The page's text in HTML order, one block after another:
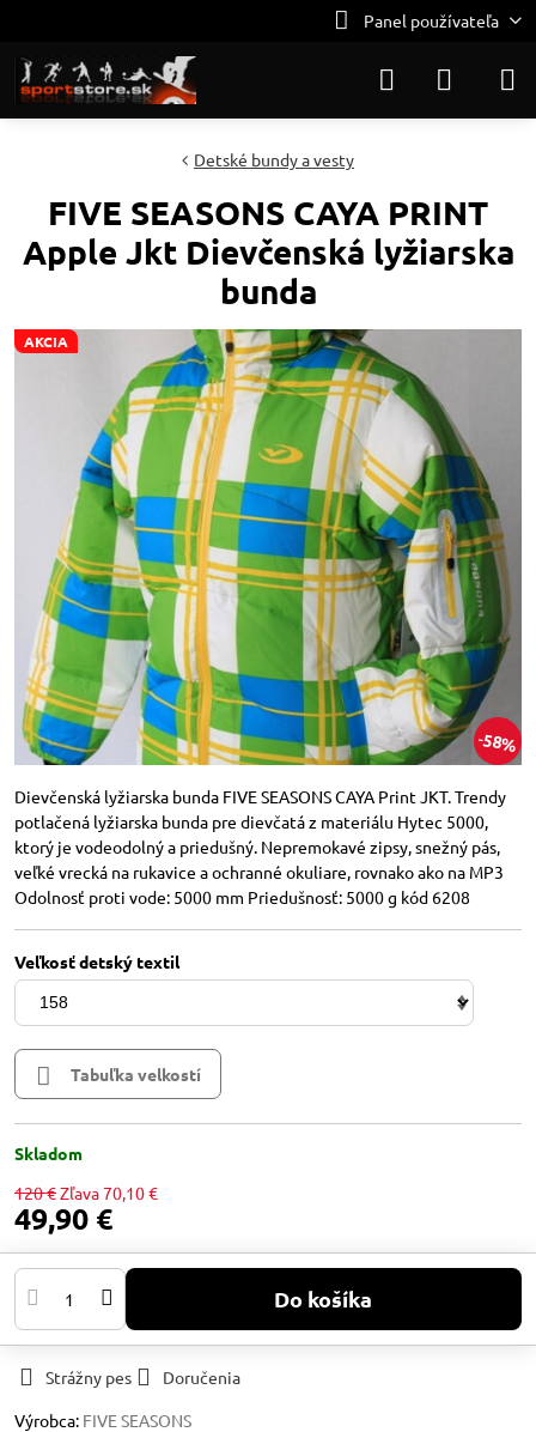
Panel používateľa
AKCIA
58%
Detské bundy a vesty
FIVE SEASONS CAYA PRINT
Apple Jkt Dievčenská lyžiarska
bunda
Dievčenská lyžiarska bunda FIVE SEASONS CAYA Print JKT. Trendy
potlačená lyžiarska bunda pre dievčatá z materiálu Hytec 5000,
ktorý je vodeodolný a priedušný. Nepremokavé zipsy, snežný pás,
veľké vrecká na rukavice a ochranné okuliare, rovnako ako na MP3
Odolnosť proti vode: 5000 mm Priedušnosť: 5000 g kód 6208
Veľkosť detský textil
Tabuľka velkostí
Skladom
120 €Zľava70,10 €
49,90 €
Do košíka
Strážny pes
Doručenia
Výrobca: FIVE SEASONS